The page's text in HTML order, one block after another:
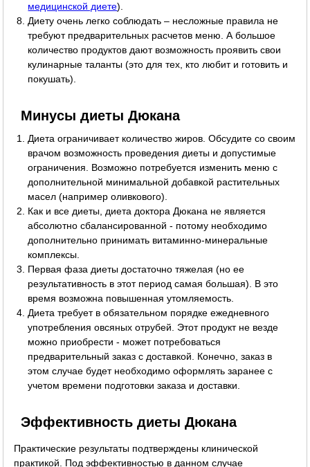
медицинской диете).
Диету очень легко соблюдать – несложные правила не
требуют предварительных расчетов меню. А большое
количество продуктов дают возможность проявить свои
кулинарные таланты (это для тех, кто любит и готовить и
покушать).
Минусы диеты Дюкана
Диета ограничивает количество жиров. Обсудите со своим
врачом возможность проведения диеты и допустимые
ограничения. Возможно потребуется изменить меню с
дополнительной минимальной добавкой растительных
масел (например оливкового).
Как и все диеты, диета доктора Дюкана не является
абсолютно сбалансированной - потому необходимо
дополнительно принимать витаминно-минеральные
комплексы.
Первая фаза диеты достаточно тяжелая (но ее
результативность в этот период самая большая). В это
время возможна повышенная утомляемость.
Диета требует в обязательном порядке ежедневного
употребления овсяных отрубей. Этот продукт не везде
можно приобрести - может потребоваться
предварительный заказ с доставкой. Конечно, заказ в
этом случае будет необходимо оформлять заранее с
учетом времени подготовки заказа и доставки.
Эффективность диеты Дюкана
Практические результаты подтверждены клинической
практикой. Под эффективностью в данном случае